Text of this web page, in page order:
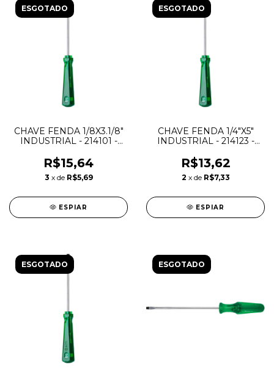
ESGOTADO
CHAVE FENDA 1/8X3.1/8"
INDUSTRIAL - 214101 -
R$15,64
3 x de R$5,69
ESPIAR
ESGOTADO
CHAVE FENDA 1/4"X5"
INDUSTRIAL - 214123 -
R$13,62
2 x de R$7,33
ESPIAR
ESGOTADO ESGOTADO